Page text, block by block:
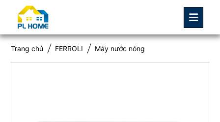
Trang chủ FERROLI Máy nước nóng